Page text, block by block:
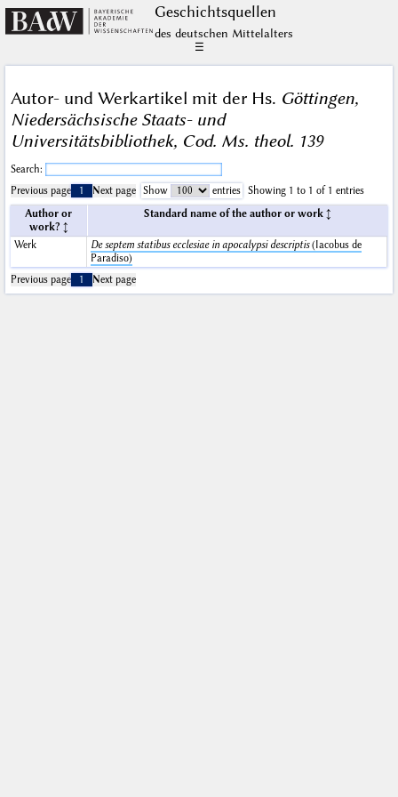
Geschichts­quellen
des deutschen Mittelalters
☰
Autor- und Werkartikel mit der Hs. Göttingen,
Niedersächsische Staats- und
Universitätsbibliothek, Cod. Ms. theol. 139
Search:
Previous page
1 Next page Show entries
Showing 1 to 1 of 1 entries
Author or
work?
Standard name of the author or work
Werk De septem statibus ecclesiae in apocalypsi descriptis(Iacobus de
Paradiso)
Previous page
1 Next page